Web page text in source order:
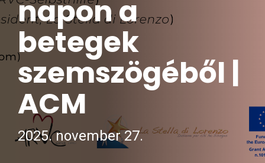
napon a
betegek
szemszögéből |
ACM
2025. november 27.